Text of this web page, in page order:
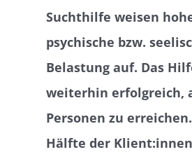
Suchthilfe weisen
psychische bzw.
Belastung auf. Das
weiterhin erfolgreich,
Personen zu
Hälfte der